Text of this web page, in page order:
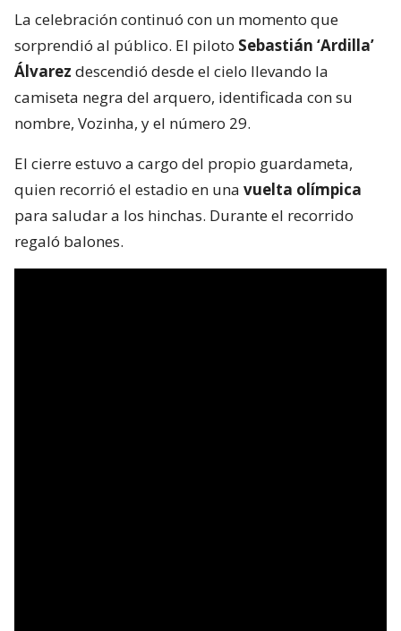
La celebración continuó con un momento que
sorprendió al público. El piloto Sebastián ‘Ardilla’
Álvarez descendió desde el cielo llevando la
camiseta negra del arquero, identificada con su
nombre, Vozinha, y el número 29.
El cierre estuvo a cargo del propio guardameta,
quien recorrió el estadio en una vuelta olímpica
para saludar a los hinchas. Durante el recorrido
regaló balones.